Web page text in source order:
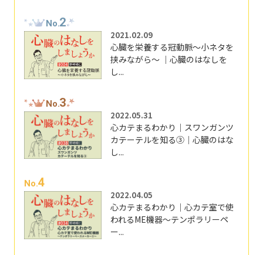
No.2
2021.02.09
心臓を栄養する冠動脈～小ネタを
挟みながら～ ｜心臓のはなしを
し...
No.3
2022.05.31
心カテまるわかり｜スワンガンツ
カテーテルを知る③｜心臓のはな
し...
No.4
2022.04.05
心カテまるわかり｜心カテ室で使
われるME機器～テンポラリーペ
ー...